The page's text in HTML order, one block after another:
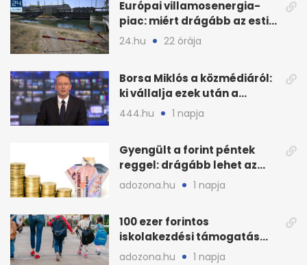
Európai villamosenergia-
piac: miért drágább az esti
áram Magyarországon
24.hu 22 órája
Borsa Miklós a közmédiáról:
ki vállalja ezek után a
munkát?
444.hu 1 napja
Gyengült a forint péntek
reggel: drágább lehet az
euró és a dollár
adozona.hu 1 napja
100 ezer forintos
iskolakezdési támogatás
2026 őszén: adózás,
adozona.hu 1 napja